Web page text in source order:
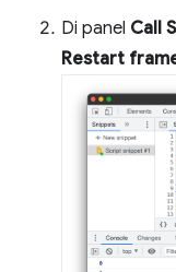
Di panel Call
Restart